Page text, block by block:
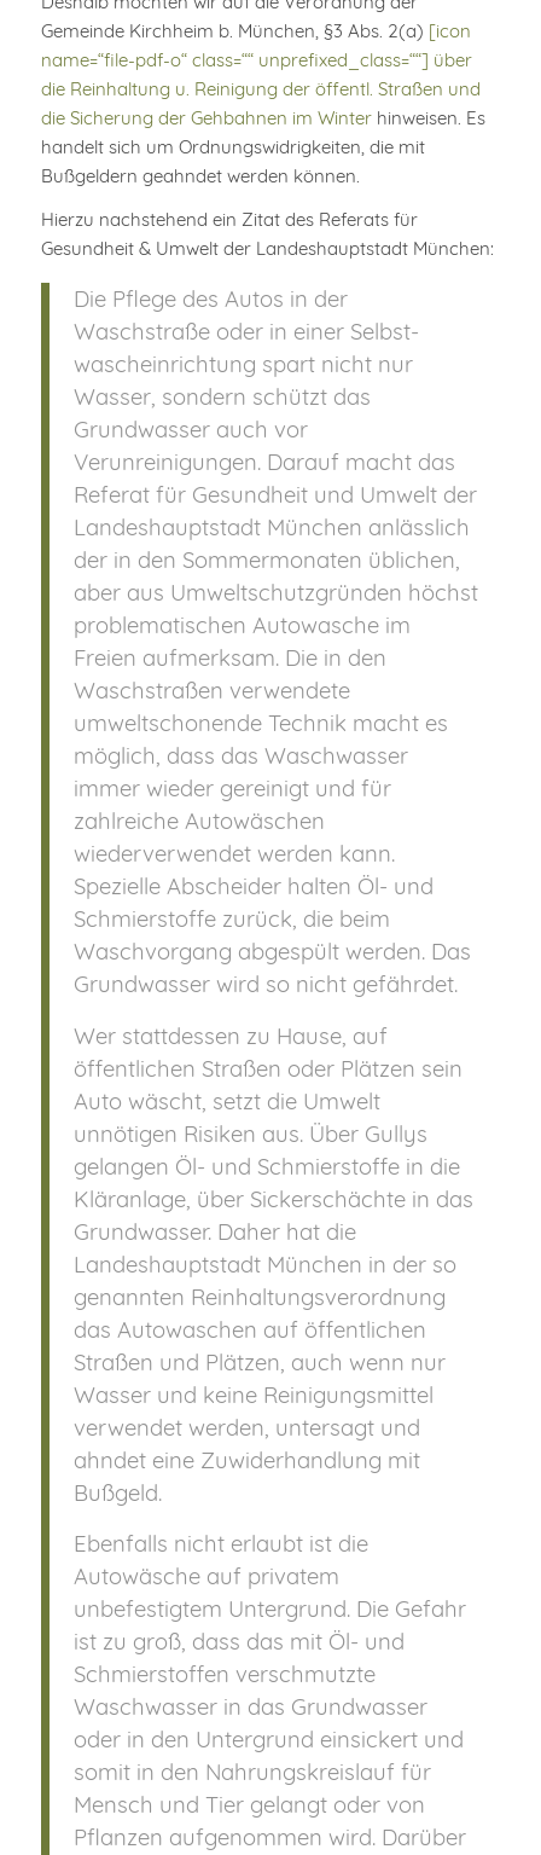
Gemeinde Kirchheim b. München, §3 Abs. 2(a) [icon
name=“file-pdf-o“ class=““ unprefixed_class=““] über
die Reinhaltung u. Reinigung der öffentl. Straßen und
die Sicherung der Gehbahnen im Winterhinweisen. Es
handelt sich um Ordnungswidrigkeiten, die mit
Bußgeldern geahndet werden können.
Hierzu nachstehend ein Zitat des Referats für
Gesundheit & Umwelt der Landeshauptstadt München:
Die Pflege des Autos in der
Waschstraße oder in einer Selbst­
wasch­ein­rich­tung spart nicht nur
Wasser, sondern schützt das
Grundwasser auch vor
Verunreinigungen. Darauf macht das
Referat für Gesundheit und Umwelt der
Landeshauptstadt München anlässlich
der in den Sommermonaten üblichen,
aber aus Umweltschutzgründen höchst
problematischen Autowasche im
Freien aufmerksam. Die in den
Waschstraßen verwendete
umweltschonende Technik macht es
möglich, dass das Waschwasser
immer wieder gereinigt und für
zahlreiche Autowäschen
wiederverwendet werden kann.
Spezielle Abscheider halten Öl- und
Schmierstoffe zurück, die beim
Waschvorgang abgespült werden. Das
Grundwasser wird so nicht gefährdet.
Wer stattdessen zu Hause, auf
öffentlichen Straßen oder Plätzen sein
Auto wäscht, setzt die Umwelt
unnötigen Risiken aus. Über Gullys
gelangen Öl- und Schmierstoffe in die
Kläranlage, über Sickerschächte in das
Grund­was­ser. Daher hat die
Landeshauptstadt München in der so
genannten Reinhaltungsverordnung
das Autowaschen auf öffentlichen
Straßen und Plätzen, auch wenn nur
Wasser und keine Reinigungsmittel
verwendet werden, untersagt und
ahndet eine Zuwiderhandlung mit
Bußgeld.
Ebenfalls nicht erlaubt ist die
Autowäsche auf privatem
unbefestigtem Untergrund. Die Gefahr
ist zu groß, dass das mit Öl- und
Schmierstoffen verschmutzte
Waschwasser in das Grundwasser
oder in den Untergrund einsickert und
somit in den Nahrungskreislauf für
Mensch und Tier gelangt oder von
Pflanzen aufgenommen wird. Darüber